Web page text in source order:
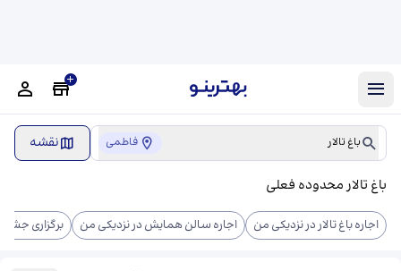
باغ تالار فاطمی نقشه
باغ تالار محدوده فعلی
اجاره باغ تالار در نزدیکی من اجاره سالن همایش در نزدیکی من برگزاری جشن